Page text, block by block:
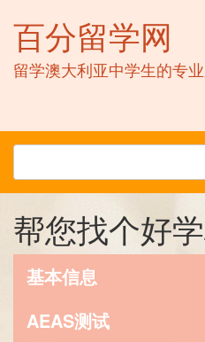
百分留学网
留学澳大利亚中学生的专
帮您找个好
基本信息
AEAS测试